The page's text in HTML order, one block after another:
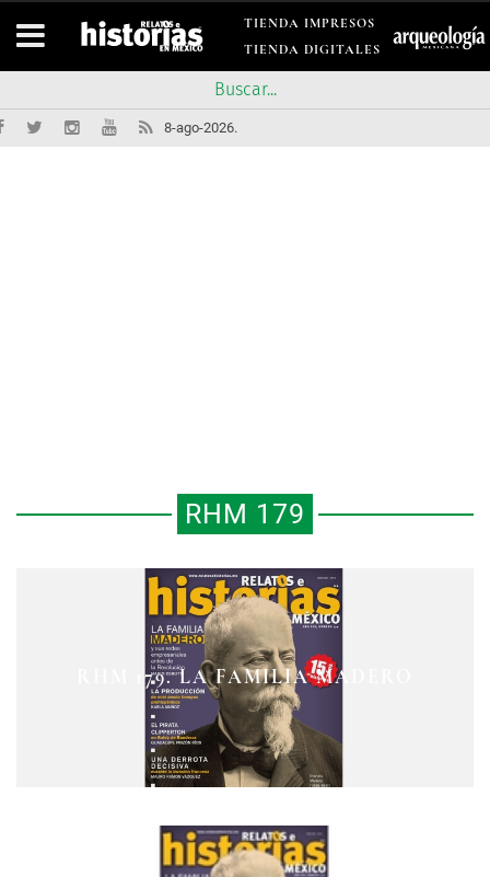
TIENDA IMPRESOS
TIENDA DIGITALES
8-ago-2026.
RHM 179
RHM 179. LA FAMILIA MADERO
EL PATRIARCA EVARISTO
MADERO ELIZONDO
MINERÍA, INDUSTRIA Y TIERRAS
DE LA FAMILIA MADERO